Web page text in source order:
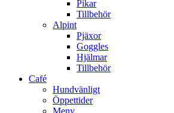
Pikar
Tillbehör
Alpint
Pjäxor
Goggles
Hjälmar
Tillbehör
Café
Hundvänligt
Öppettider
Meny